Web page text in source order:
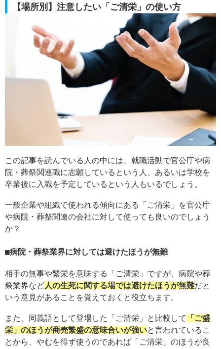
【場所別】注意したい「ご清栄」の使い方
この記事を読んでいる人の中には、就職活動で官公庁や病
院・葬祭関連職に志願しているという人、あるいは学校を
卒業後に入職を予定しているという人もいるでしょう。
一般企業や組織で使われる傾向にある「ご清栄」を官公庁
や病院・葬祭関連の会社に対して使っても良いのでしょう
か？
病院・葬祭業界に対しては避けたほうが無難
相手の無事や繁栄を意味する「ご清栄」ですが、病院や葬
祭業界など人の生死に関する場では避けたほうが無難だと
いう意見があることを覚えておくと役立ちます。
また、同義語として登場した「ご清栄」と比較して
「ご盛
栄」のほうが商売繁盛の意味合いが強いと言われているこ
とから、やむを得ず使うのであれば「ご清栄」のほうが良